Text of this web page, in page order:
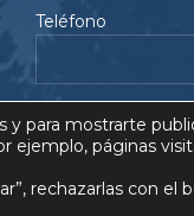
Teléfono
Acepto la
para mostrarte
ejemplo, páginas
rechazarlas con el